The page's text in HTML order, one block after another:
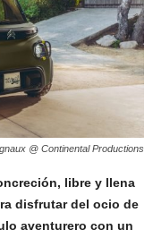
@ Continental Productions
libre y llena
disfrutar del ocio de
aventurero con un